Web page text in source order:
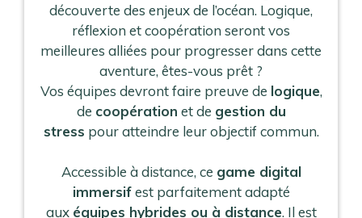
découverte des enjeux de l’océan. Logique,
réflexion et coopération seront vos
meilleures alliées pour progresser dans cette
aventure, êtes-vous prêt ?
Vos équipes devront faire preuve de logique,
de coopération et de gestion du
stress pour atteindre leur objectif commun.
Accessible à distance, ce game digital
immersifest parfaitement adapté
aux équipes hybrides ou à distance. Il est